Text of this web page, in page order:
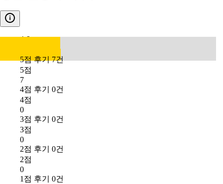
4.6
5점 후기 7건
5점
7
4점 후기 0건
4점
0
3점 후기 0건
3점
0
2점 후기 0건
2점
0
1점 후기 0건